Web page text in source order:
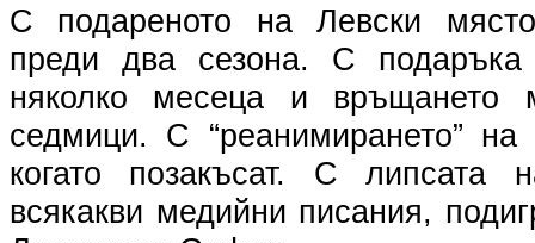
С подареното на Левски
преди два сезона. С
няколко месеца и връщането
седмици. С “реанимирането” на
когато позакъсат. С липсата
всякакви медийни писания,